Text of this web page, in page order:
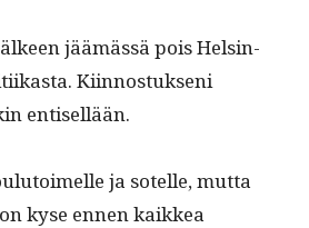
jäämässä pois Helsin­
Kiin­nos­tuk­seni
entisellään.
ja sotelle, mut­ta
kyse ennen kaikkea